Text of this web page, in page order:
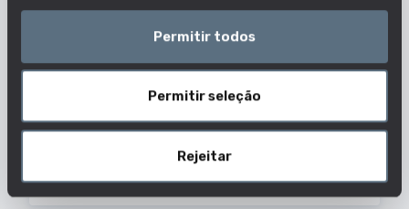
Permitir todos
Permitir seleção
Rejeitar
Nota de candidatura do último colocado
2025/2026
Dados De Curso